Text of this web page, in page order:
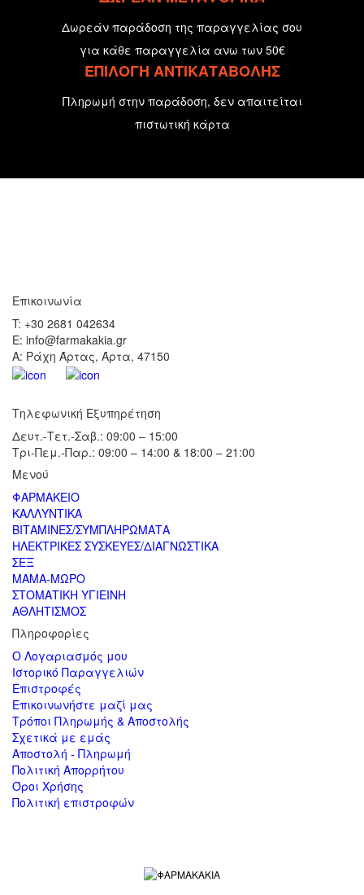
Δωρεάν παράδοση της παραγγελίας σου
για κάθε παραγγελία ανω των 50€
ΕΠΙΛΟΓΗ ΑΝΤΙΚΑΤΑΒΟΛΗΣ
Πληρωμή στην παράδοση, δεν απαιτείται
πιστωτική κάρτα
Επικοινωνία
T: +30 2681 042634
E: info@farmakakia.gr
Α: Ράχη Άρτας, Άρτα, 47150
Τηλεφωνική Εξυπηρέτηση
Δευτ.-Τετ.-Σαβ.: 09:00 – 15:00
Τρι-Πεμ.-Παρ.: 09:00 – 14:00 & 18:00 – 21:00
Μενού
ΦΑΡΜΑΚΕΙΟ
ΚΑΛΛΥΝΤΙΚΑ
ΒΙΤΑΜΙΝΕΣ/ΣΥΜΠΛΗΡΩΜΑΤΑ
ΗΛΕΚΤΡΙΚΕΣ ΣΥΣΚΕΥΕΣ/ΔΙΑΓΝΩΣΤΙΚΑ
ΣΕΞ
ΜΑΜΑ-ΜΩΡΟ
ΣΤΟΜΑΤΙΚΗ ΥΓΙΕΙΝΗ
ΑΘΛΗΤΙΣΜΟΣ
Πληροφορίες
Ο Λογαριασμός μου
Ιστορικό Παραγγελιών
Επιστροφές
Επικοινωνήστε μαζί μας
Τρόποι Πληρωμής & Αποστολής
Σχετικά με εμάς
Αποστολή - Πληρωμή
Πολιτική Απορρήτου
Όροι Χρήσης
Πολιτική επιστροφών